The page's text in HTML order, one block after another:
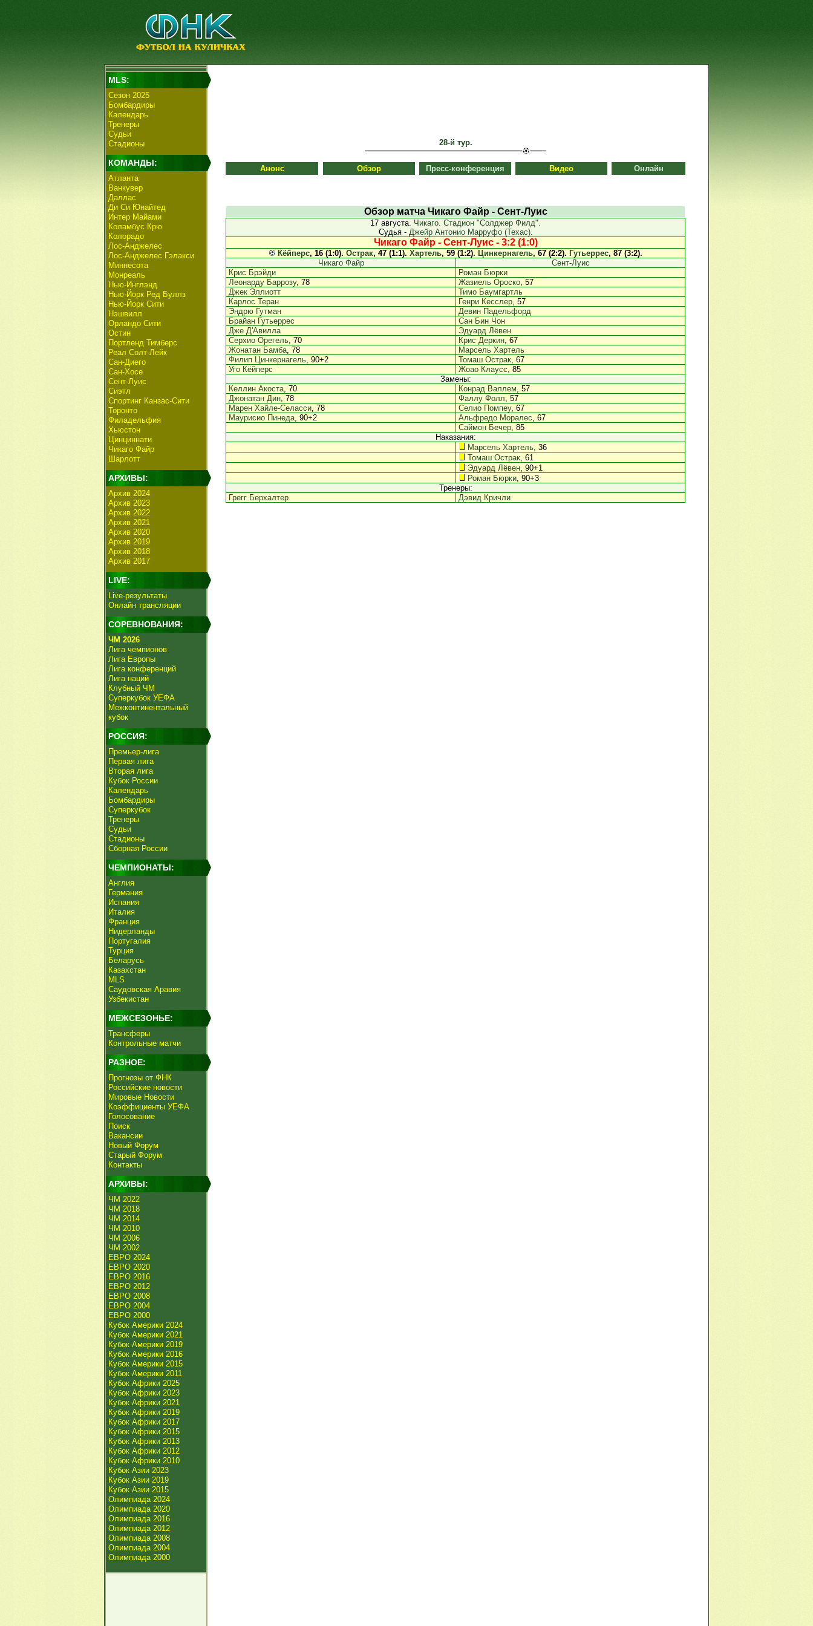
MLS:
Сезон 2025
Бомбардиры
Календарь
Тренеры
Судьи
Стадионы
КОМАНДЫ:
Атланта
Ванкувер
Даллас
Ди Си Юнайтед
Интер Майами
Коламбус Крю
Колорадо
Лос-Анджелес
Лос-Анджелес Гэлакси
Миннесота
Монреаль
Нью-Инглэнд
Нью-Йорк Ред Буллз
Нью-Йорк Сити
Нэшвилл
Орландо Сити
Остин
Портленд Тимберс
Реал Солт-Лейк
Сан-Диего
Сан-Хосе
Сент-Луис
Сиэтл
Спортинг Канзас-Сити
Торонто
Филадельфия
Хьюстон
Цинциннати
Чикаго Файр
Шарлотт
АРХИВЫ:
Архив 2024
Архив 2023
Архив 2022
Архив 2021
Архив 2020
Архив 2019
Архив 2018
Архив 2017
LIVE:
Live-результаты
Онлайн трансляции
СОРЕВНОВАНИЯ:
ЧМ 2026
Лига чемпионов
Лига Европы
Лига конференций
Лига наций
Клубный ЧМ
Суперкубок УЕФА
Межконтинентальный
кубок
РОССИЯ:
Премьер-лига
Первая лига
Вторая лига
Кубок России
Календарь
Бомбардиры
Суперкубок
Тренеры
Судьи
Стадионы
Сборная России
ЧЕМПИОНАТЫ:
Англия
Германия
Испания
Италия
Франция
Нидерланды
Португалия
Турция
Беларусь
Казахстан
MLS
Саудовская Аравия
Узбекистан
МЕЖСЕЗОНЬЕ:
Трансферы
Контрольные матчи
РАЗНОЕ:
Прогнозы от ФНК
Российские новости
Мировые Новости
Коэффициенты УЕФА
Голосование
Поиск
Вакансии
Новый Форум
Старый Форум
Контакты
АРХИВЫ:
ЧМ 2022
ЧМ 2018
ЧМ 2014
ЧМ 2010
ЧМ 2006
ЧМ 2002
ЕВРО 2024
ЕВРО 2020
ЕВРО 2016
ЕВРО 2012
ЕВРО 2008
ЕВРО 2004
ЕВРО 2000
Кубок Америки 2024
Кубок Америки 2021
Кубок Америки 2019
Кубок Америки 2016
Кубок Америки 2015
Кубок Америки 2011
Кубок Африки 2025
Кубок Африки 2023
Кубок Африки 2021
Кубок Африки 2019
Кубок Африки 2017
Кубок Африки 2015
Кубок Африки 2013
Кубок Африки 2012
Кубок Африки 2010
Кубок Азии 2023
Кубок Азии 2019
Кубок Азии 2015
Олимпиада 2024
Олимпиада 2020
Олимпиада 2016
Олимпиада 2012
Олимпиада 2008
Олимпиада 2004
Олимпиада 2000
28-й тур.
Анонс Обзор Пресс-конференция Видео Онлайн
Обзор матча Чикаго Файр - Сент-Луис
17 августа. Чикаго. Стадион "Солджер Филд".
Судья - Джейр Антонио Марруфо (Техас).
Чикаго Файр - Сент-Луис - 3:2 (1:0)
Кёйперс, 16 (1:0). Острак, 47 (1:1). Хартель, 59 (1:2). Цинкернагель, 67 (2:2). Гутьеррес, 87 (3:2).
Чикаго Файр
Сент-Луис
Крис Брэйди
Роман Бюрки
Леонарду Баррозу, 78 Жазиель Ороско, 57
Джек Эллиотт
Тимо Баумгартль
Карлос Теран
Генри Кесслер, 57
Эндрю Гутман
Девин Падельфорд
Брайан Гутьеррес
Сан Бин Чон
Дже Д'Авилла
Эдуард Лёвен
Серхио Орегель, 70 Крис Деркин, 67
Жонатан Бамба, 78
Марсель Хартель
Филип Цинкернагель, 90+2 Томаш Острак, 67
Уго Кёйперс
Жоао Клаусс, 85
Замены:
Келлин Акоста, 70 Конрад Валлем, 57
Джонатан Дин, 78 Фаллу Фолл, 57
Марен Хайле-Селасси, 78 Селио Помпеу, 67
Маурисио Пинеда, 90+2 Альфредо Моралес, 67
Саймон Бечер, 85
Наказания:
Марсель Хартель, 36
Томаш Острак, 61
Эдуард Лёвен, 90+1
Роман Бюрки, 90+3
Тренеры:
Грегг Берхалтер
Дэвид Кричли